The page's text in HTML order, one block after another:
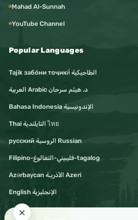
Mahad Al-Sunnah
YouTube Channel
Popular Languages
Tajik забо́ни тоҷикӣ́ الطاجيكية
د. هيثم سرحان Arabic العربية
Bahasa Indonesia الإندونيسية
Thai التايلندية ไทย
русский الروسية Russian
Filipino-فليبيني-التغالوغ-tagalog
Azərbaycan الأذريـة Azeri
English الإنجليزية